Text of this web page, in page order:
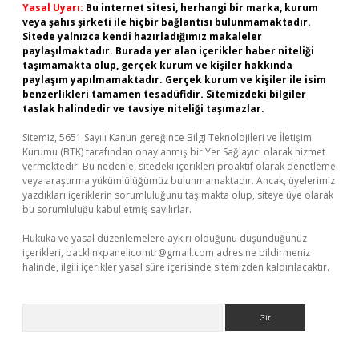
Yasal Uyarı: Bu internet sitesi, herhangi bir marka, kurum
veya şahıs şirketi ile hiçbir bağlantısı bulunmamaktadır.
Sitede yalnızca kendi hazırladığımız makaleler
paylaşılmaktadır. Burada yer alan içerikler haber niteliği
taşımamakta olup, gerçek kurum ve kişiler hakkında
paylaşım yapılmamaktadır. Gerçek kurum ve kişiler ile isim
benzerlikleri tamamen tesadüfidir. Sitemizdeki bilgiler
taslak halindedir ve tavsiye niteliği taşımazlar.
Sitemiz, 5651 Sayılı Kanun gereğince Bilgi Teknolojileri ve İletişim
Kurumu (BTK) tarafından onaylanmış bir Yer Sağlayıcı olarak hizmet
vermektedir. Bu nedenle, sitedeki içerikleri proaktif olarak denetleme
veya araştırma yükümlülüğümüz bulunmamaktadır. Ancak, üyelerimiz
yazdıkları içeriklerin sorumluluğunu taşımakta olup, siteye üye olarak
bu sorumluluğu kabul etmiş sayılırlar.
Hukuka ve yasal düzenlemelere aykırı olduğunu düşündüğünüz
içerikleri, backlinkpanelicomtr@gmail.com adresine bildirmeniz
halinde, ilgili içerikler yasal süre içerisinde sitemizden kaldırılacaktır.